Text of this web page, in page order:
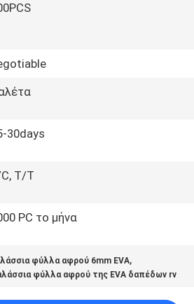
30days
T/T
PC το μήνα
φύλλα αφρού 6mm EVA,
φύλλα αφρού της EVA δαπέδων rv